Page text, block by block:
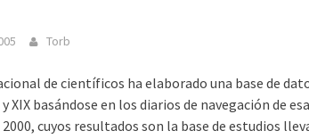
Torb
de científicos ha elaborado una base de
XIX basándose en los diarios de navegación de
cuyos resultados son la base de estudios